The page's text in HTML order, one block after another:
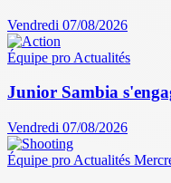
Vendredi 07/08/2026
Équipe pro Actualités
Junior Sambia
Vendredi 07/08/2026
Équipe pro Actualités